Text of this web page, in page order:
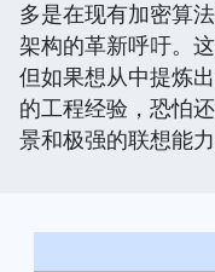
多是在现有加密算
架构的革新呼吁。
但如果想从中提炼
的工程经验，恐怕
景和极强的联想能力